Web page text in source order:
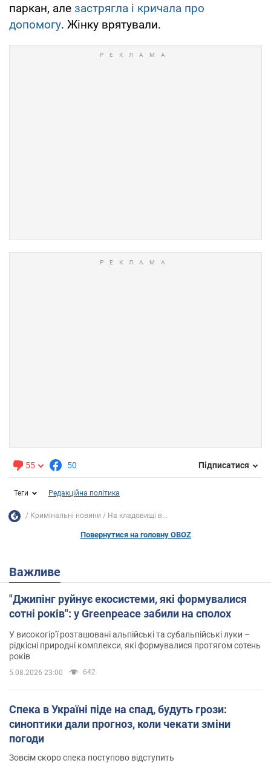
паркан, але застрягла і кричала про
допомогу. Жінку врятували.
55 50 Підписатися
Теги Редакційна політика
Кримінальні новини На кладовищі в...
Повернутися на головну OBOZ
Важливе
"Джипінг руйнує екосистеми, які формувалися
сотні років": у Greenpeace забили на сполох
У високогір'ї розташовані альпійські та субальпійські луки –
рідкісні природні комплекси, які формувалися протягом сотень
років
5.08.2026 23:00 642
Спека в Україні піде на спад, будуть грози:
синоптики дали прогноз, коли чекати зміни
погоди
Зовсім скоро спека поступово відступить